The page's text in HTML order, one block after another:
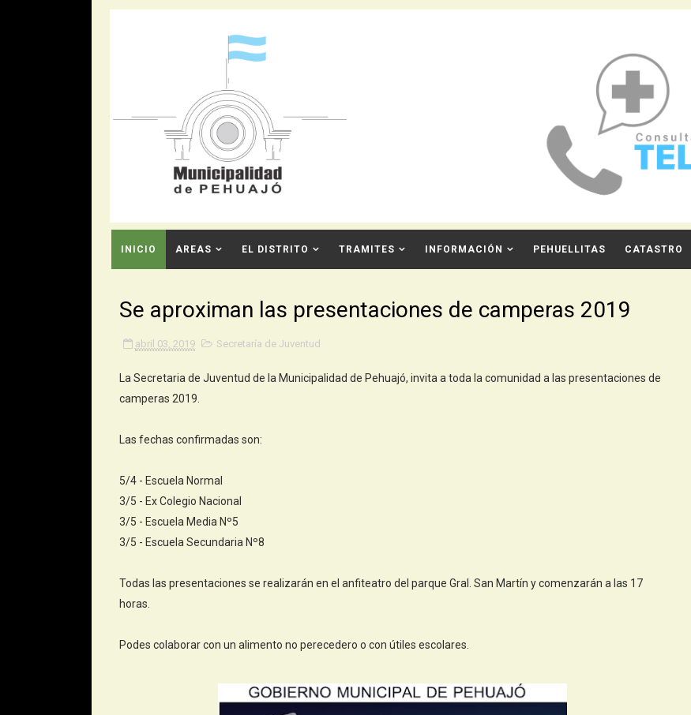
INICIO AREAS EL DISTRITO TRAMITES INFORMACIÓN PEHUELLITAS CATASTRO
Se aproximan las presentaciones de camperas 2019
abril 03, 2019 Secretaría de Juventud
La Secretaria de Juventud de la Municipalidad de Pehuajó, invita a toda la comunidad a las presentaciones de
camperas 2019.
Las fechas confirmadas son:
5/4 - Escuela Normal
3/5 - Ex Colegio Nacional
3/5 - Escuela Media Nº5
3/5 - Escuela Secundaria Nº8
Todas las presentaciones se realizarán en el anfiteatro del parque Gral. San Martín y comenzarán a las 17
horas.
Podes colaborar con un alimento no perecedero o con útiles escolares.